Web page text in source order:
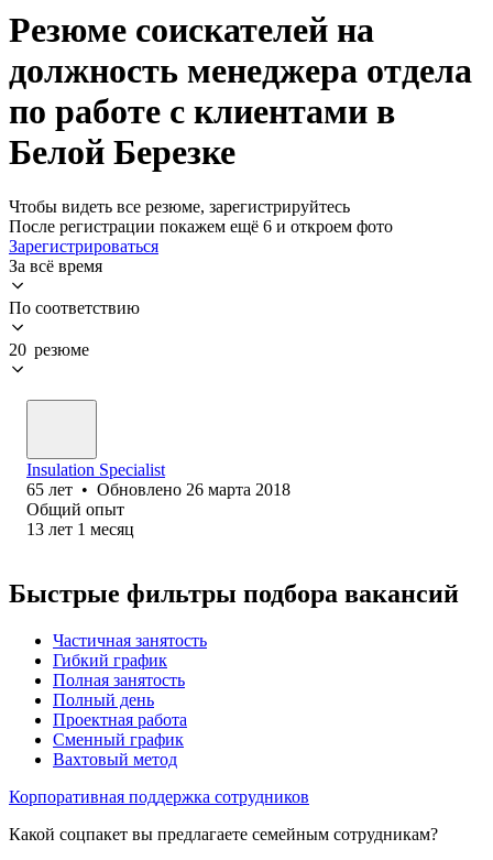
Резюме соискателей на
должность менеджера отдела
по работе с клиентами в
Белой Березке
Чтобы видеть все резюме, зарегистрируйтесь
После регистрации покажем ещё 6 и откроем фото
Зарегистрироваться
За всё время
По соответствию
20 резюме
Insulation Specialist
65 лет • Обновлено 26 марта 2018
Общий опыт
13 лет 1 месяц
Быстрые фильтры подбора вакансий
Частичная занятость
Гибкий график
Полная занятость
Полный день
Проектная работа
Сменный график
Вахтовый метод
Корпоративная поддержка сотрудников
Какой соцпакет вы предлагаете семейным сотрудникам?